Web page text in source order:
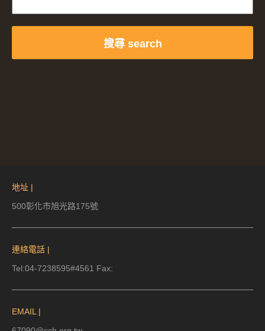
搜尋 search
地址 |
500彰化市旭光路175號
連絡電話 |
Tel:04-7238595#4561 Fax:
EMAIL |